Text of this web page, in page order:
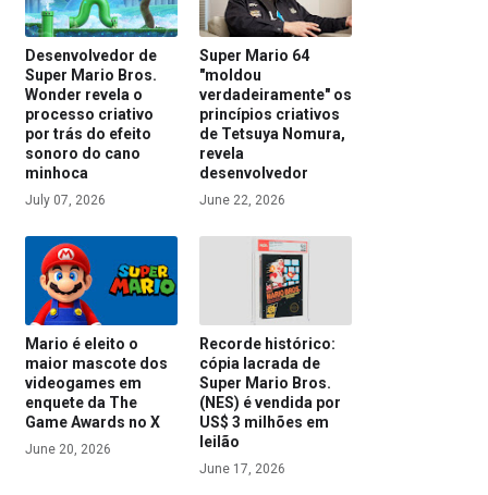
Desenvolvedor de
Super Mario Bros.
Wonder revela o
processo criativo
por trás do efeito
sonoro do cano
minhoca
July 07, 2026
Super Mario 64
"moldou
verdadeiramente" os
princípios criativos
de Tetsuya Nomura,
revela
desenvolvedor
June 22, 2026
Mario é eleito o
maior mascote dos
videogames em
enquete da The
Game Awards no X
June 20, 2026
Recorde histórico:
cópia lacrada de
Super Mario Bros.
(NES) é vendida por
US$ 3 milhões em
leilão
June 17, 2026